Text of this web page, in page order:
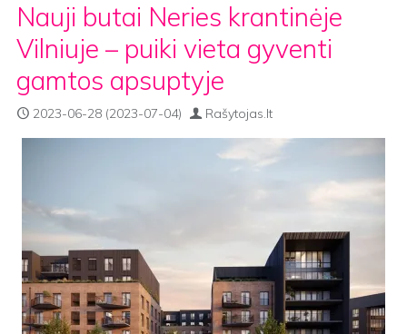
Nauji butai Neries krantinėje
Vilniuje – puiki vieta gyventi
gamtos apsuptyje
2023-06-28 (2023-07-04) Rašytojas.lt